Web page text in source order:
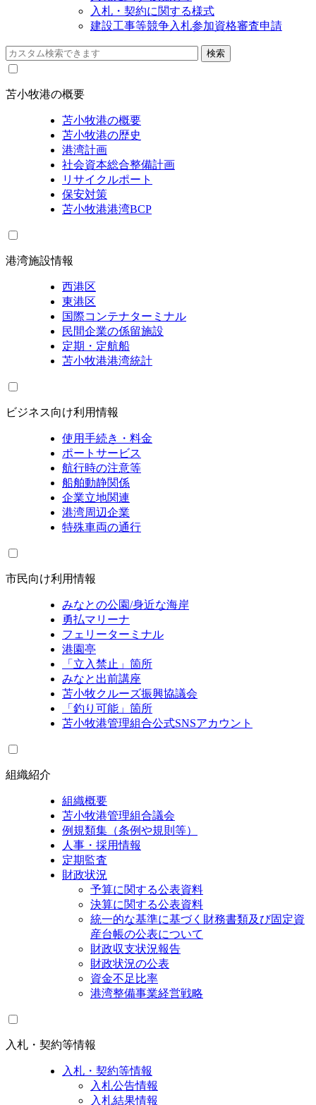
入札・契約に関する様式
建設工事等競争入札参加資格審査申請
苫小牧港の概要
苫小牧港の概要
苫小牧港の歴史
港湾計画
社会資本総合整備計画
リサイクルポート
保安対策
苫小牧港港湾BCP
港湾施設情報
西港区
東港区
国際コンテナターミナル
民間企業の係留施設
定期・定航船
苫小牧港港湾統計
ビジネス向け利用情報
使用手続き・料金
ポートサービス
航行時の注意等
船舶動静関係
企業立地関連
港湾周辺企業
特殊車両の通行
市民向け利用情報
みなとの公園/身近な海岸
勇払マリーナ
フェリーターミナル
港園亭
「立入禁止」箇所
みなと出前講座
苫小牧クルーズ振興協議会
「釣り可能」箇所
苫小牧港管理組合公式SNSアカウント
組織紹介
組織概要
苫小牧港管理組合議会
例規類集（条例や規則等）
人事・採用情報
定期監査
財政状況
予算に関する公表資料
決算に関する公表資料
統一的な基準に基づく財務書類及び固定資
産台帳の公表について
財政収支状況報告
財政状況の公表
資金不足比率
港湾整備事業経営戦略
入札・契約等情報
入札・契約等情報
入札公告情報
入札結果情報